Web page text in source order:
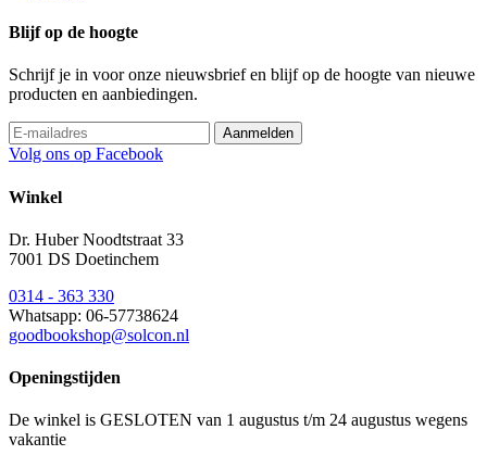
Blijf op de hoogte
Schrijf je in voor onze nieuwsbrief en blijf op de hoogte van nieuwe
producten en aanbiedingen.
Volg ons op Facebook
Winkel
Dr. Huber Noodtstraat 33
7001 DS Doetinchem
0314 - 363 330
Whatsapp: 06-57738624
goodbookshop@solcon.nl
Openingstijden
De winkel is GESLOTEN van 1 augustus t/m 24 augustus wegens
vakantie